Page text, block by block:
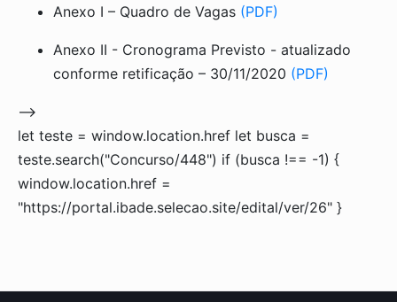
Anexo I – Quadro de Vagas (PDF)
Anexo II - Cronograma Previsto - atualizado
conforme retificação – 30/11/2020 (PDF)
-->
let teste = window.location.href let busca =
teste.search("Concurso/448") if (busca !== -1) {
window.location.href =
"https://portal.ibade.selecao.site/edital/ver/26" }